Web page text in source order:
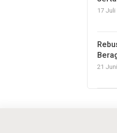
17 Juli
21